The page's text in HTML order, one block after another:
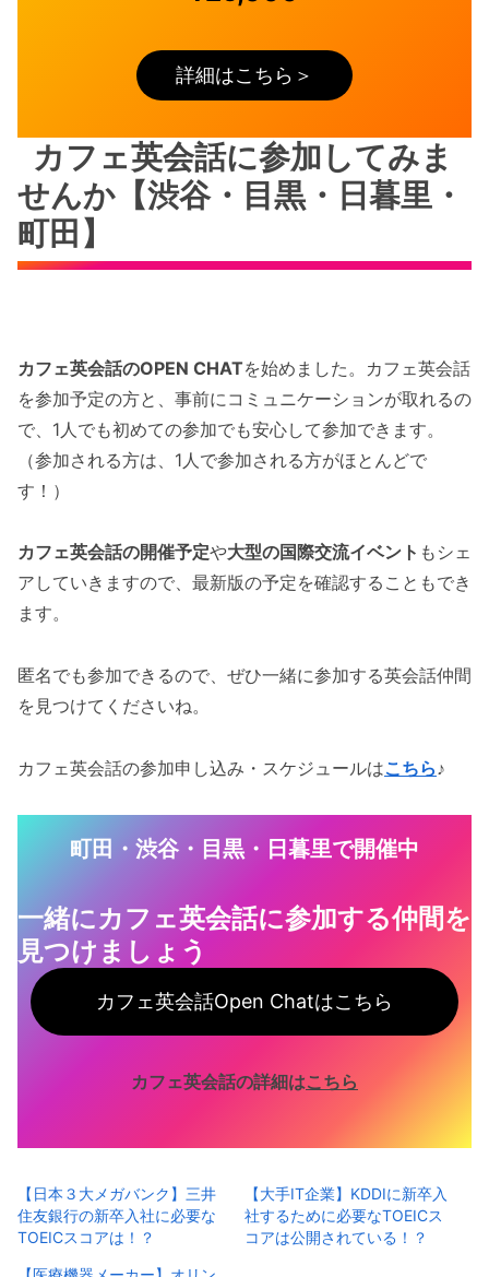
詳細はこちら＞
カフェ英会話に参加してみま
せんか【渋谷・目黒・日暮里・
町田】
カフェ英会話のOPEN CHATを始めました。カフェ英会話
を参加予定の方と、事前にコミュニケーションが取れるの
で、1人でも初めての参加でも安心して参加できます。
（参加される方は、1人で参加される方がほとんどで
す！）
カフェ英会話の開催予定や大型の国際交流イベント もシェ
アしていきますので、最新版の予定を確認することもでき
ます。
匿名でも参加できるので、ぜひ一緒に参加する英会話仲間
を見つけてくださいね。
カフェ英会話の参加申し込み・スケジュールはこちら♪
町田・渋谷・目黒・日暮里で開催中
一緒にカフェ英会話に参加する仲間を
見つけ ましょう
カフェ英会話Open Chatはこちら
カフェ英会話の詳細はこちら
【日本３大メガバンク】三井
住友銀行の新卒入社に必要な
TOEICスコアは！？
【大手IT企業】KDDIに新卒入
社するために必要なTOEICス
コアは公開されている！？